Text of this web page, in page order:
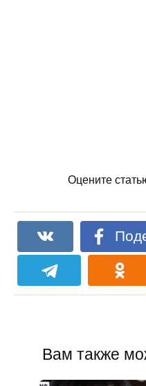
Оцените
Вам также